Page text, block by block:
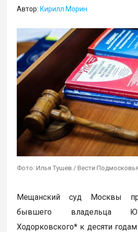
Автор: Кирилл Морин
Фото: Илья Тушев / Вести Подмосковья
Мещанский суд Москвы
бывшего владельца
Ходорковского* к десяти